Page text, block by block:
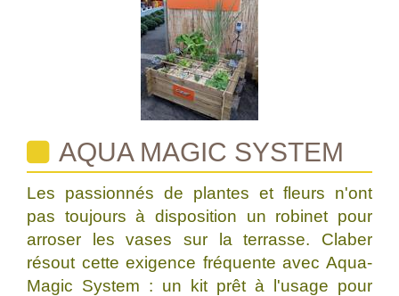
AQUA MAGIC SYSTEM
Les passionnés de plantes et fleurs n'ont
pas toujours à disposition un robinet pour
arroser les vases sur la terrasse. Claber
résout cette exigence fréquente avec Aqua-
Magic System : un kit prêt à l'usage pour